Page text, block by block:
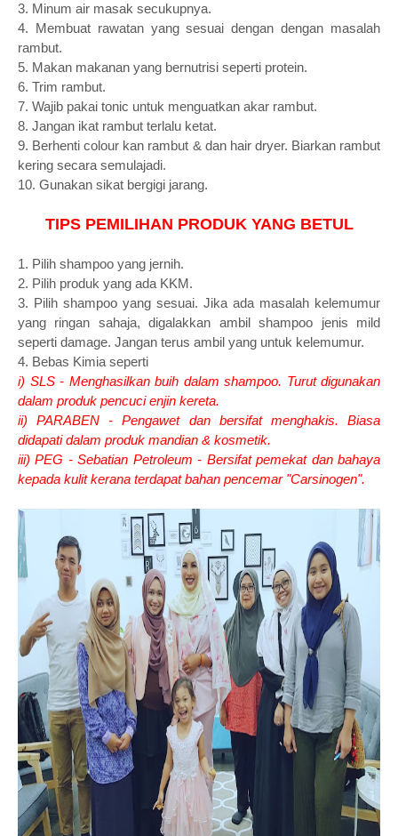
3. Minum air masak secukupnya.
4. Membuat rawatan yang sesuai dengan dengan masalah
rambut.
5. Makan makanan yang bernutrisi seperti protein.
6. Trim rambut.
7. Wajib pakai tonic untuk menguatkan akar rambut.
8. Jangan ikat rambut terlalu ketat.
9. Berhenti colour kan rambut & dan hair dryer. Biarkan rambut
kering secara semulajadi.
10. Gunakan sikat bergigi jarang.
TIPS PEMILIHAN PRODUK YANG BETUL
1. Pilih shampoo yang jernih.
2. Pilih produk yang ada KKM.
3. Pilih shampoo yang sesuai. Jika ada masalah kelemumur
yang ringan sahaja, digalakkan ambil shampoo jenis mild
seperti damage. Jangan terus ambil yang untuk kelemumur.
4. Bebas Kimia seperti
i) SLS - Menghasilkan buih dalam shampoo. Turut digunakan
dalam produk pencuci enjin kereta.
ii) PARABEN - Pengawet dan bersifat menghakis. Biasa
didapati dalam produk mandian & kosmetik.
iii) PEG - Sebatian Petroleum - Bersifat pemekat dan bahaya
kepada kulit kerana terdapat bahan pencemar "Carsinogen".